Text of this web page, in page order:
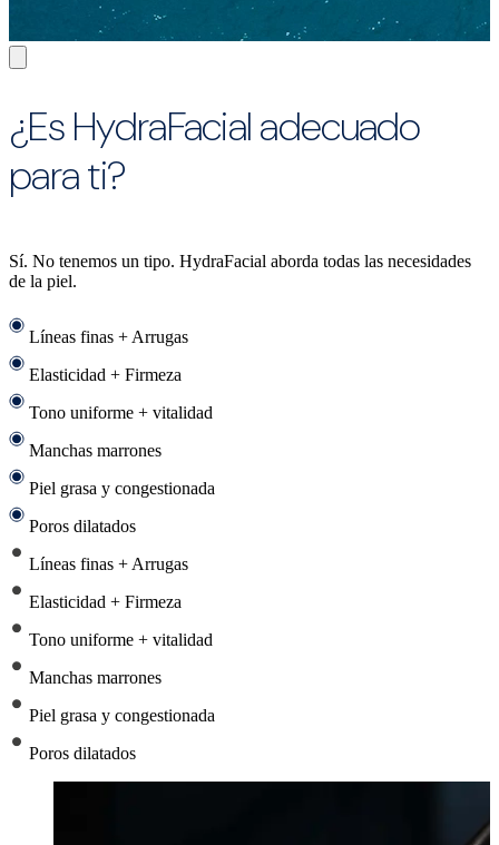
¿Es HydraFacial adecuado
para ti?
Sí. No tenemos un tipo. HydraFacial aborda todas las necesidades
de la piel.
Líneas finas + Arrugas
Elasticidad + Firmeza
Tono uniforme + vitalidad
Manchas marrones
Piel grasa y congestionada
Poros dilatados
Líneas finas + Arrugas
Elasticidad + Firmeza
Tono uniforme + vitalidad
Manchas marrones
Piel grasa y congestionada
Poros dilatados